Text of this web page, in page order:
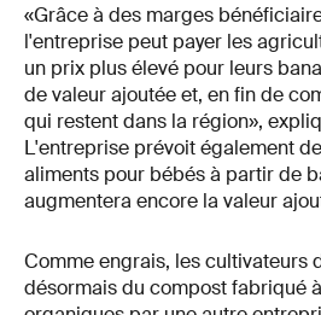
«Grâce à des marges
l'entreprise peut payer les
un prix plus élevé pour leurs
de valeur ajoutée et, en fin de
qui restent dans la région»,
L'entreprise prévoit également
aliments pour bébés à partir de
augmentera encore la valeur
Comme engrais, les cultivateurs
désormais du compost fabriqué